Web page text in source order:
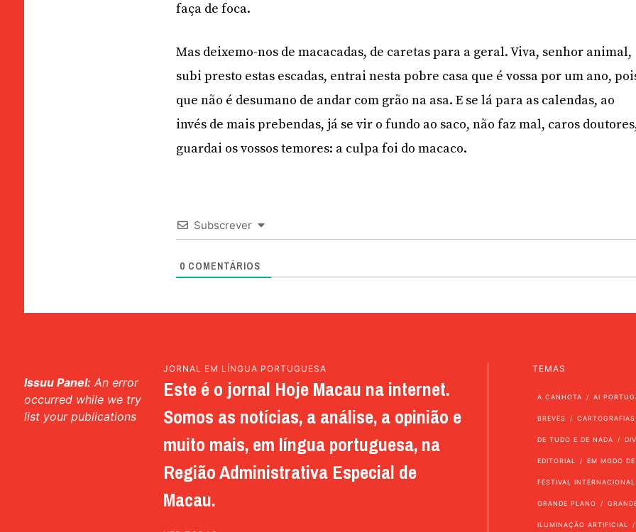
faça de foca.
Mas deixemo-nos de macacadas, de caretas para a geral. Viva, senhor animal,
subi presto estas escadas, entrai nesta pobre casa que é vossa por um ano,
que não é desumano de andar com grão na asa. E se lá para as calendas, ao
invés de mais prebendas, já se vir o fundo ao saco, não faz mal, caros
guardai os vossos temores: a culpa foi do macaco.
Subscrever
0 COMENTÁRIOS
Issuu Panel: An error
occurred while we try
list your publications
JORNAL EM LÍNGUA PORTUGUESA
Este é o jornal Hoje Macau na internet.
Somos as notícias, a análise, a opinião e
muito mais, em língua portuguesa, na
Região Administrativa Especial de
Macau.
TEMAS
A CANHOTA AI
BREVES CARTOGRAFIAS
DE TUDO E DE NADA
EDITORIAL EM MODO
FESTIVAL
GRANDE PLANO
ILUMINAÇÃO ARTIFICIAL